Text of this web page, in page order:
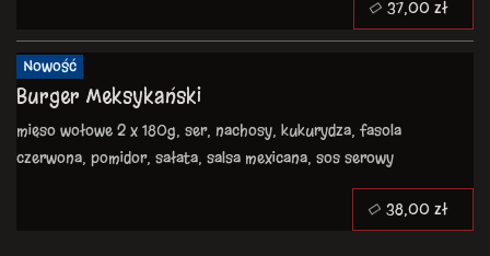
Nowość
Burger Meksykański
mięso wołowe 2 x 180g, ser, nachosy, kukurydza, fasola
czerwona, pomidor, sałata, salsa mexicana, sos serowy